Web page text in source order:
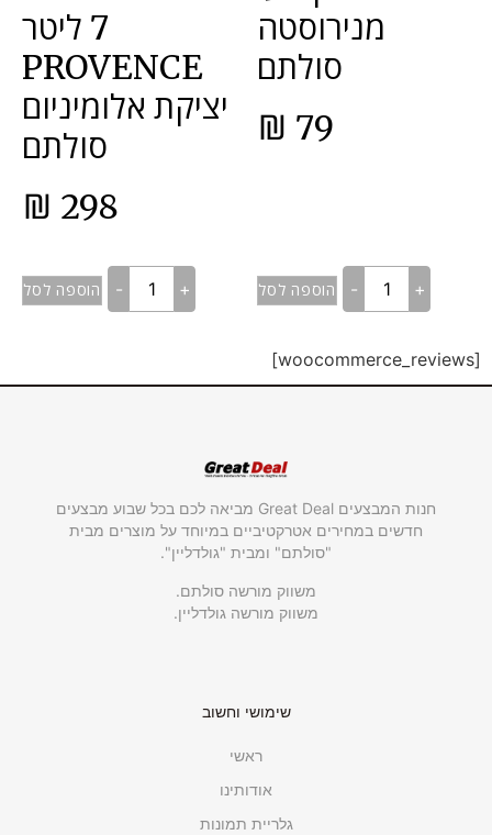
מנירוסטה
סולתם
79
₪
+
- הוספה לסל
7 ליטר
PROVENCE
יציקת אלומיניום
סולתם
298
₪
+
- הוספה לסל
[woocommerce_reviews]
חנות המבצעים Great Deal מביאה לכם בכל שבוע מבצעים
חדשים במחירים אטרקטיביים במיוחד על מוצרים מבית
"סולתם" ומבית "גולדליין".
משווק מורשה סולתם.
משווק מורשה גולדליין.
שימושי וחשוב
ראשי
אודותינו
גלריית תמונות